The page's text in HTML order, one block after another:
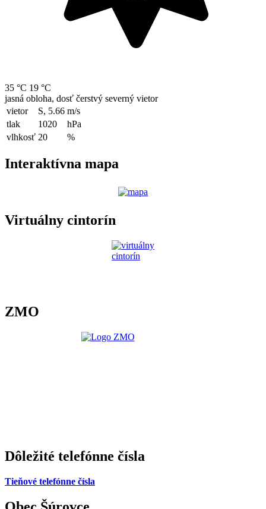
35 °C 19 °C
jasná obloha, dosť čerstvý severný vietor
vietor
S, 5.66 m/s
tlak
1020
hPa
vlhkosť 20 %
Interaktívna mapa
Virtuálny cintorín
ZMO
Dôležité telefónne čísla
Tieňové telefónne čísla